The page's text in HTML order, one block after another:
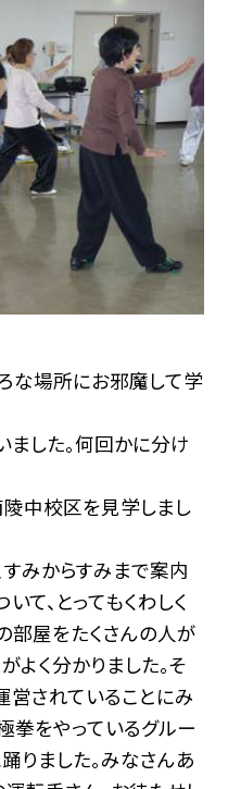
な場所にお邪魔して学
ました。何回かに分け
中校区を見学しまし
みからすみまで案内
て、とってもくわしく
部屋をたくさんの人が
よく分かりました。そ
されていることにみ
拳をやっているグルー
りました。みなさんあ